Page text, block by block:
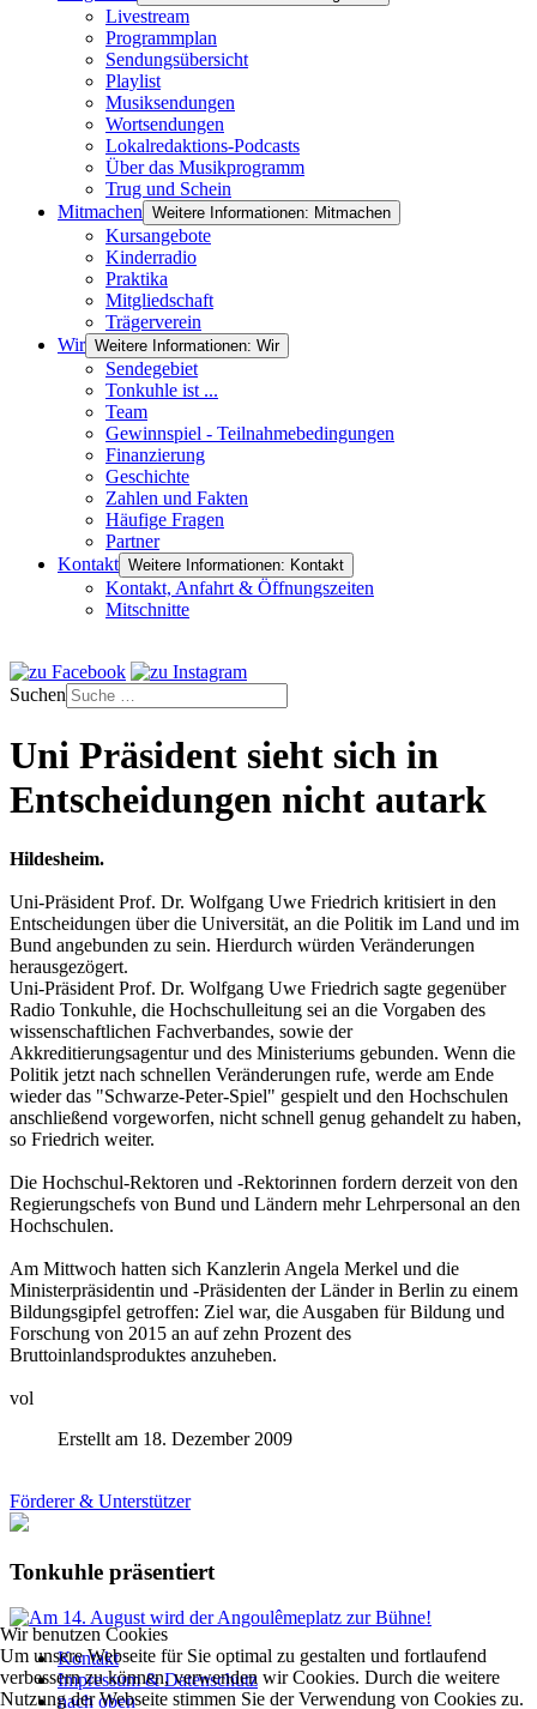
Livestream
Programmplan
Sendungsübersicht
Playlist
Musiksendungen
Wortsendungen
Lokalredaktions-Podcasts
Über das Musikprogramm
Trug und Schein
Mitmachen Weitere Informationen: Mitmachen
Kursangebote
Kinderradio
Praktika
Mitgliedschaft
Trägerverein
Wir Weitere Informationen: Wir
Sendegebiet
Tonkuhle ist ...
Team
Gewinnspiel - Teilnahmebedingungen
Finanzierung
Geschichte
Zahlen und Fakten
Häufige Fragen
Partner
Kontakt Weitere Informationen: Kontakt
Kontakt, Anfahrt & Öffnungszeiten
Mitschnitte
Suchen
Uni Präsident sieht sich in
Entscheidungen nicht autark
Hildesheim.
Uni-Präsident Prof. Dr. Wolfgang Uwe Friedrich kritisiert in den
Entscheidungen über die Universität, an die Politik im Land und im
Bund angebunden zu sein. Hierdurch würden Veränderungen
herausgezögert.
Uni-Präsident Prof. Dr. Wolfgang Uwe Friedrich sagte gegenüber
Radio Tonkuhle, die Hochschulleitung sei an die Vorgaben des
wissenschaftlichen Fachverbandes, sowie der
Akkreditierungsagentur und des Ministeriums gebunden. Wenn die
Politik jetzt nach schnellen Veränderungen rufe, werde am Ende
wieder das "Schwarze-Peter-Spiel" gespielt und den Hochschulen
anschließend vorgeworfen, nicht schnell genug gehandelt zu haben,
so Friedrich weiter.
Die Hochschul-Rektoren und -Rektorinnen fordern derzeit von den
Regierungschefs von Bund und Ländern mehr Lehrpersonal an den
Hochschulen.
Am Mittwoch hatten sich Kanzlerin Angela Merkel und die
Ministerpräsidentin und -Präsidenten der Länder in Berlin zu einem
Bildungsgipfel getroffen: Ziel war, die Ausgaben für Bildung und
Forschung von 2015 an auf zehn Prozent des
Bruttoinlandsproduktes anzuheben.
vol
Erstellt am 18. Dezember 2009
Förderer & Unterstützer
Tonkuhle präsentiert
Kontakt
Impressum & Datenschutz
nach oben
Wir benutzen Cookies
Um unsere Webseite für Sie optimal zu gestalten und fortlaufend
verbessern zu können, verwenden wir Cookies. Durch die weitere
Nutzung der Webseite stimmen Sie der Verwendung von Cookies zu.